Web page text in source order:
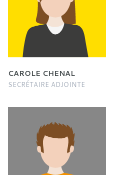
CAROLE CHENAL
SECRÉTAIRE ADJOINTE